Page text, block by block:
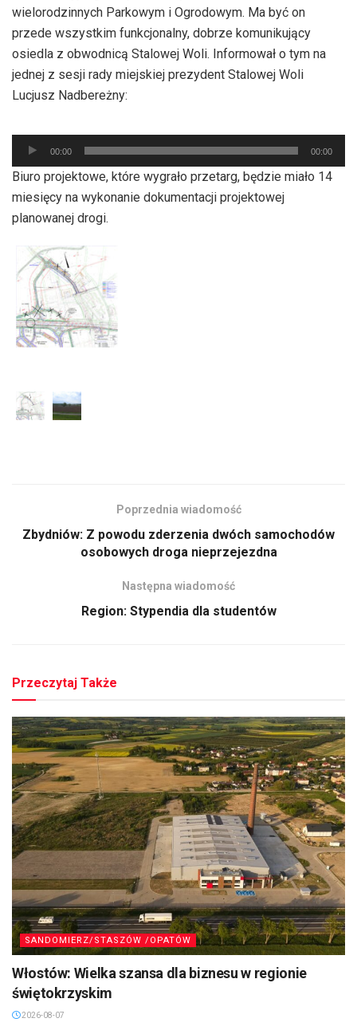
wielorodzinnych Parkowym i Ogrodowym. Ma być on
przede wszystkim funkcjonalny, dobrze komunikujący
osiedla z obwodnicą Stalowej Woli. Informował o tym na
jednej z sesji rady miejskiej prezydent Stalowej Woli
Lucjusz Nadbereżny:
plików
dźwiękowych
00:00 00:00
Biuro projektowe, które wygrało przetarg, będzie miało 14
miesięcy na wykonanie dokumentacji projektowej
planowanej drogi.
Poprzednia wiadomość
Zbydniów: Z powodu zderzenia dwóch samochodów
osobowych droga nieprzejezdna
Następna wiadomość
Region: Stypendia dla studentów
Przeczytaj Także
SANDOMIERZ/STASZÓW /OPATÓW
Włostów: Wielka szansa dla biznesu w regionie
świętokrzyskim
2026-08-07